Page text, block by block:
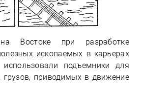
Востоке при разработке
ископаемых в карьерах
подъемники для
приводимых в движение